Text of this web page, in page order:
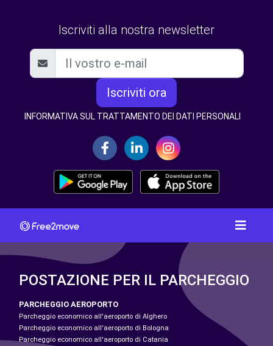
Iscriviti alla nostra newsletter
Iscriviti ora
INFORMATIVA SUL TRATTAMENTO DEI DATI PERSONALI
POSTAZIONE PER IL PARCHEGGIO
PARCHEGGIO AEROPORTO
Parcheggio economico all'aeroporto di Alghero
Parcheggio economico all'aeroporto di Bologna
Parcheggio economico all'aeroporto di Catania